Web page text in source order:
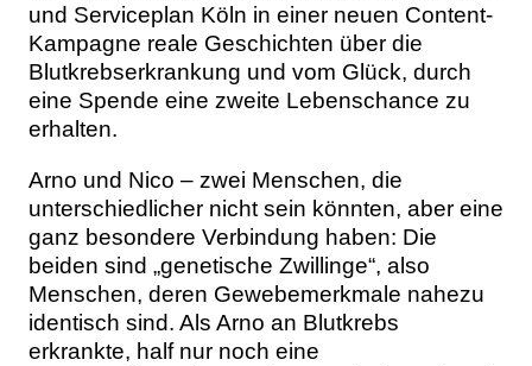
und Serviceplan Köln in einer neuen Content-
Kampagne reale Geschichten über die
Blutkrebserkrankung und vom Glück, durch
eine Spende eine zweite Lebenschance zu
erhalten.
Arno und Nico – zwei Menschen, die
unterschiedlicher nicht sein könnten, aber eine
ganz besondere Verbindung haben: Die
beiden sind „genetische Zwillinge“, also
Menschen, deren Gewebemerkmale nahezu
identisch sind. Als Arno an Blutkrebs
erkrankte, half nur noch eine